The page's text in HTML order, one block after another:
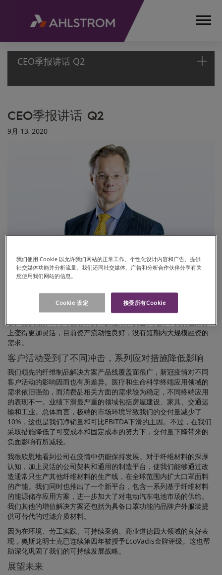
CEO季报讲话 Q2
页
CEO季报讲话 Q2
9月 13, 2020
我对于我们二季度的表现感到满意，尤其是我们面对新冠疫情的快
利润）达到了7400万欧元，EBITDA利润率改善至11.9%，考虑到疫
情的极端情况这一成绩已经十分优秀。我们的新冠安全规章
（COVID-19 Safety Protocol）保障我们各地的工厂能正常运营，为
客户提供服务，同时也确保员工的健康和安全。此外，我们在财务
上变得更加灵活，目前资产流动性良好，没有短期内大规模融资的
需求。
客户活动受到了不同冲击，系列应对措施降低影响
我们领先的纤维制品解决方案产品线覆盖面很广，新冠疫情对不同
客户活动的影响因而也有所差异。医疗和生命科学终端应用领域的
需求依旧强劲，而消费品相关方面的需求较为稳定，不同终端应用
的表现不一。业绩下滑最严重的领域包括房屋建设、家具、交通运
输和工业。总体而言，极端的市场环境导致我们的交付量减少了
10%，这也是我们净销量和可比EBITDA下滑的主因。不过，在我们
采取措施降低了可变成本和固定成本的努力下，交付量下降带来的
负面影响有所减轻。
我很欣慰地看到公司在疫情中仍能保持发展。对于纤维材料的深厚
认知，加上灵活的公司架构和通用的制造平台，使我们能够通过改
造通常只生产其他纤维材料的生产线，在全球范围内扩大口罩面料
的产能。我们同时也推出了一个新平台，包含一系列基于纤维材料
的能源储存应用方案，进一步加大了对电动汽车电池市场的供给。
我们其他的增值解决方案还包括为具备口罩功能的品牌户外服装提
供可替代的过滤介质材料。
因为在环境、劳工实践、可持续采购、商业道德四大领域的良好表
现，奥斯龙明士克已连续第四年被授予EcoVadis金牌评级。这也帮
助深化巩固了我们的可持续发展战略。
展望未来
我们使用 Cookie 以允许我们网站的正常工作、个性化设计内容和广告、提供
社交媒体功能并分析流量。我们还同社交媒体、广告和分析合作伙伴分享有关
您使用我们网站的信息。
接受所有Cookie
Cookie 设定